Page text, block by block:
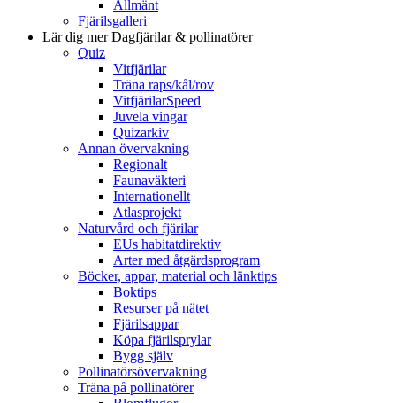
Allmänt
Fjärilsgalleri
Lär dig merDagfjärilar & pollinatörer
Quiz
Vitfjärilar
Träna raps/kål/rov
VitfjärilarSpeed
Juvela vingar
Quizarkiv
Annan övervakning
Regionalt
Faunaväkteri
Internationellt
Atlasprojekt
Naturvård och fjärilar
EUs habitatdirektiv
Arter med åtgärdsprogram
Böcker, appar, material och länktips
Boktips
Resurser på nätet
Fjärilsappar
Köpa fjärilsprylar
Bygg själv
Pollinatörsövervakning
Träna på pollinatörer